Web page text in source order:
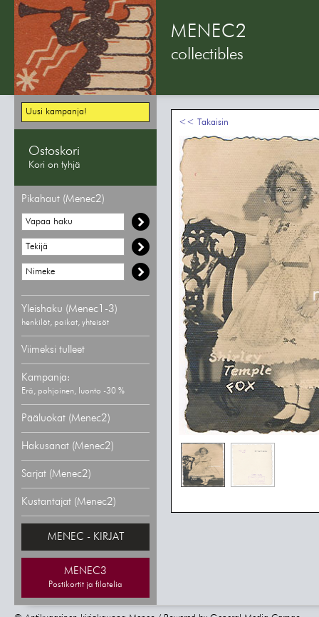
MENEC2
collectibles
Uusi kampanja!
Ostoskori
Kori on tyhjä
Pikahaut (Menec2)
Yleishaku (Menec1-3)
henkilöt, paikat, yhteisöt
Viimeksi tulleet
Kampanja:
Erä, pohjoinen, luonto -30 %
Pääluokat (Menec2)
Hakusanat (Menec2)
Sarjat (Menec2)
Kustantajat (Menec2)
MENEC - KIRJAT
MENEC3
Postikortit ja filatelia
<< Takaisin